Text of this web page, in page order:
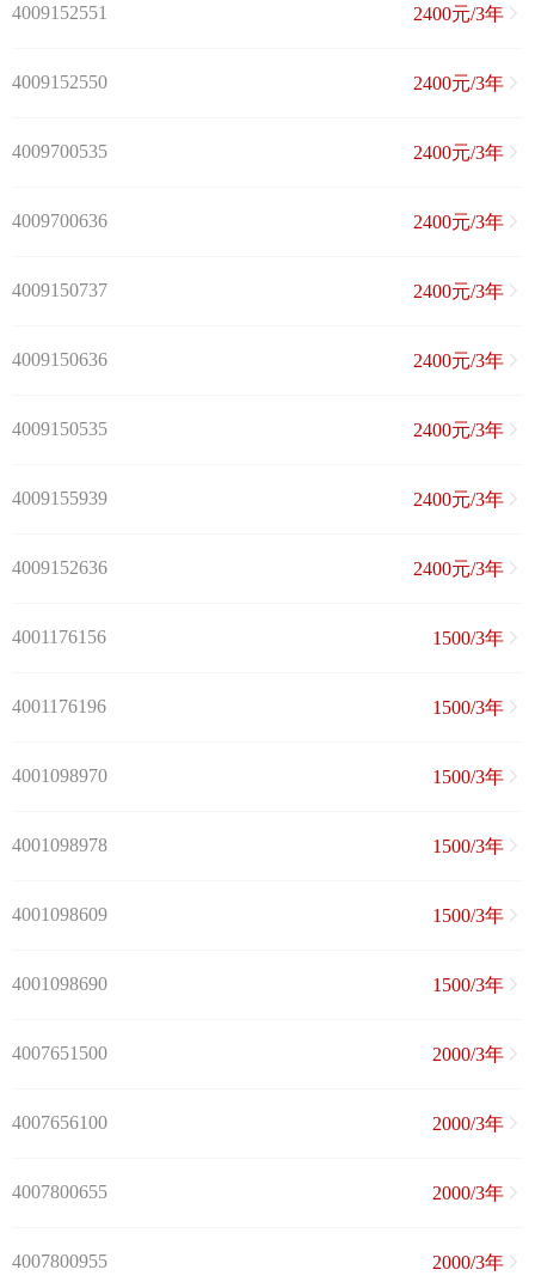
4009152551 2400元/3年
4009152550 2400元/3年
4009700535 2400元/3年
4009700636 2400元/3年
4009150737 2400元/3年
4009150636 2400元/3年
4009150535 2400元/3年
4009155939 2400元/3年
4009152636 2400元/3年
4001176156 1500/3年
4001176196 1500/3年
4001098970 1500/3年
4001098978 1500/3年
4001098609 1500/3年
4001098690 1500/3年
4007651500 2000/3年
4007656100 2000/3年
4007800655 2000/3年
4007800955 2000/3年